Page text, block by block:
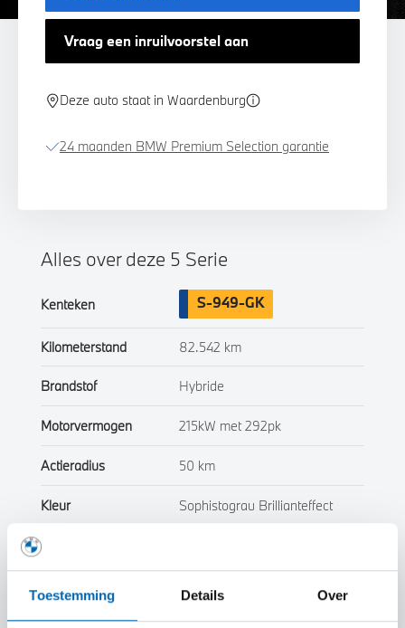
Toestemming Details Over
Vraag een inruilvoorstel aan
Deze auto staat in Waardenburg
24 maanden BMW Premium Selection garantie
Alles over deze 5 Serie
Kenteken S-949-GK
Kilometerstand 82.542 km
Brandstof Hybride
Motorvermogen 215kW met 292pk
Actieradius 50 km
Kleur Sophistograu Brillianteffect
Interieur